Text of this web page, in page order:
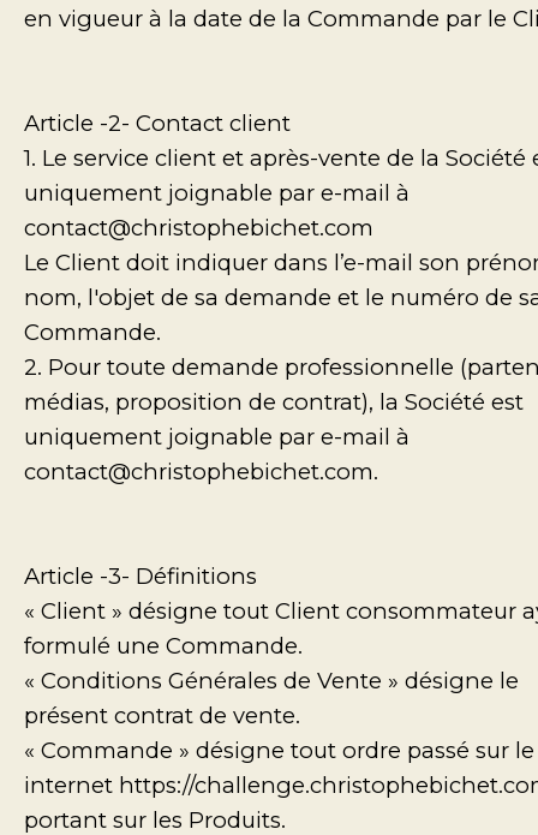
en vigueur à la date de la Commande par le
Article -2- Contact client
1. Le service client et après-vente de la Société
uniquement joignable par e-mail à
contact@christophebichet.com
Le Client doit indiquer dans l’e-mail son
nom, l'objet de sa demande et le numéro de
Commande.
2. Pour toute demande professionnelle
médias, proposition de contrat), la Société est
uniquement joignable par e-mail à
contact@christophebichet.com.
Article -3- Définitions
« Client » désigne tout Client consommateur
formulé une Commande.
« Conditions Générales de Vente » désigne le
présent contrat de vente.
« Commande » désigne tout ordre passé sur
internet https://
portant sur les Produits.